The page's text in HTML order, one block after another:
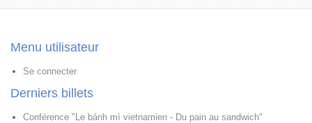
Menu utilisateur
Se connecter
Derniers billets
Conférence "Le bánh mì vietnamien - Du pain au sandwich"